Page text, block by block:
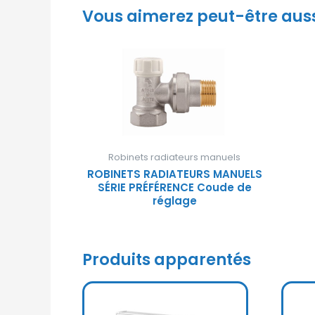
Vous aimerez peut-être
Robinets radiateurs manuels
ROBINETS RADIATEURS MANUELS
SÉRIE PRÉFÉRENCE Coude de
réglage
Produits apparentés